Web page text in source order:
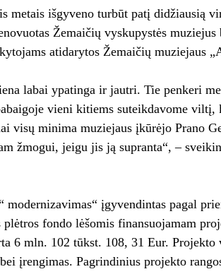
metais išgyveno turbūt patį didžiausią
Žemaičių vyskupystės
atidarytos Žemaičių muziejaus
labai ypatinga ir jautri. Tie penkeri
vieni kitiems suteikdavome
visų minima muziejaus įkūrėjo Prano
žmogui, jeigu jis ją supranta“, –
modernizavimas“ įgyvendintas pagal
plėtros fondo lėšomis finansuojamam
6 mln. 102 tūkst. 108, 31 Eur.
įrengimas. Pagrindinius projekto